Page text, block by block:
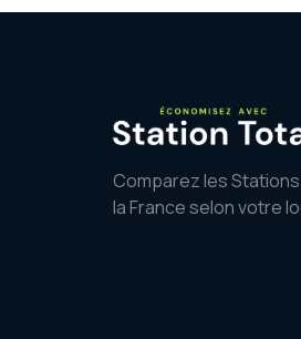
Comparez les
la France selon votre